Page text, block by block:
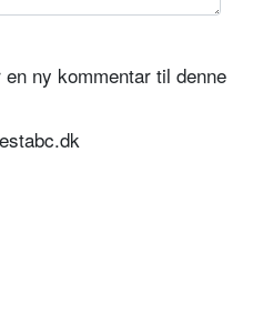
ny kommentar til denne